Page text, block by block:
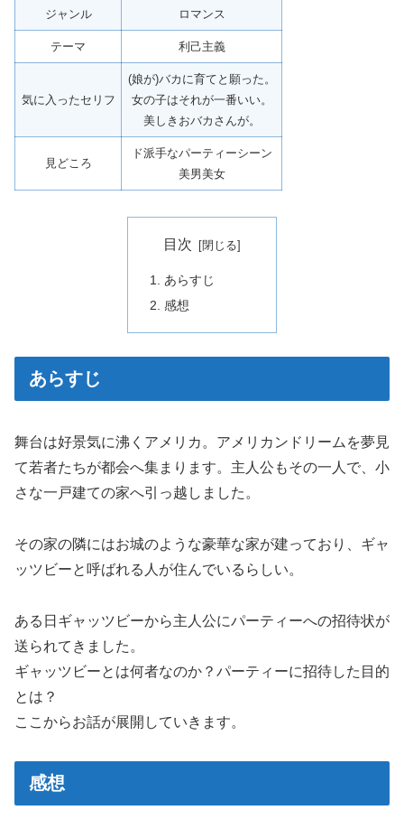
ジャンル ロマンス
テーマ 利己主義
気に入ったセリフ
(娘が)バカに育てと願った。
女の子はそれが一番いい。
美しきおバカさんが。
見どころ
ド派手なパーティーシーン
美男美女
目次
あらすじ
感想
あらすじ
舞台は好景気に沸くアメリカ。アメリカンドリームを夢見
て若者たちが都会へ集まります。主人公もその一人で、小
さな一戸建ての家へ引っ越しました。
その家の隣にはお城のような豪華な家が建っており、ギャ
ッツビーと呼ばれる人が住んでいるらしい。
ある日ギャッツビーから主人公にパーティーへの招待状が
送られてきました。
ギャッツビーとは何者なのか？パーティーに招待した目的
とは？
ここからお話が展開していきます。
感想